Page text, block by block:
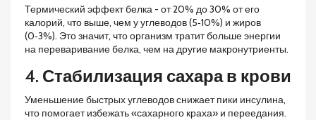
Термический эффект белка - от 20% до 30% от его
калорий, что выше, чем у углеводов (5‑10%) и жиров
(0‑3%). Это значит, что организм тратит больше энергии
на переваривание белка, чем на другие макронутриенты.
4. Стабилизация сахара в крови
Уменьшение быстрых углеводов снижает пики инсулина,
что помогает избежать «сахарного краха» и переедания.